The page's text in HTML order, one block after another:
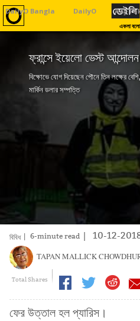
DailyO Bangla DailyO Aaj
একলা
ফ্রান্সে ইয়েলো ভেস্ট
বিক্ষোভে যোগ দিয়েছেন পৌনে তিন লক্ষের
মার্কিন ডলার সম্পত্তি
বিবিধ| 6-minute read |10-12-
TAPAN MALLICK
Total Shares
ফের উত্তাল হল প্যারিস।